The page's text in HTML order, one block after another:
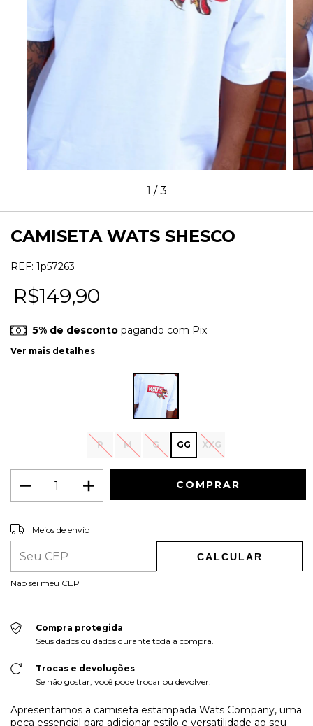
1 /3
CAMISETA WATS SHESCO
REF: 1p57263
R$149,90
5% de desconto pagando com Pix
Ver mais detalhes
P M G GG XXG
Entregas para o CEP:
Meios de envio
CALCULAR
Não sei meu CEP
Compra protegida
Seus dados cuidados durante toda a compra.
Trocas e devoluções
Se não gostar, você pode trocar ou devolver.
Apresentamos a camiseta estampada Wats Company, uma
peça essencial para adicionar estilo e versatilidade ao seu